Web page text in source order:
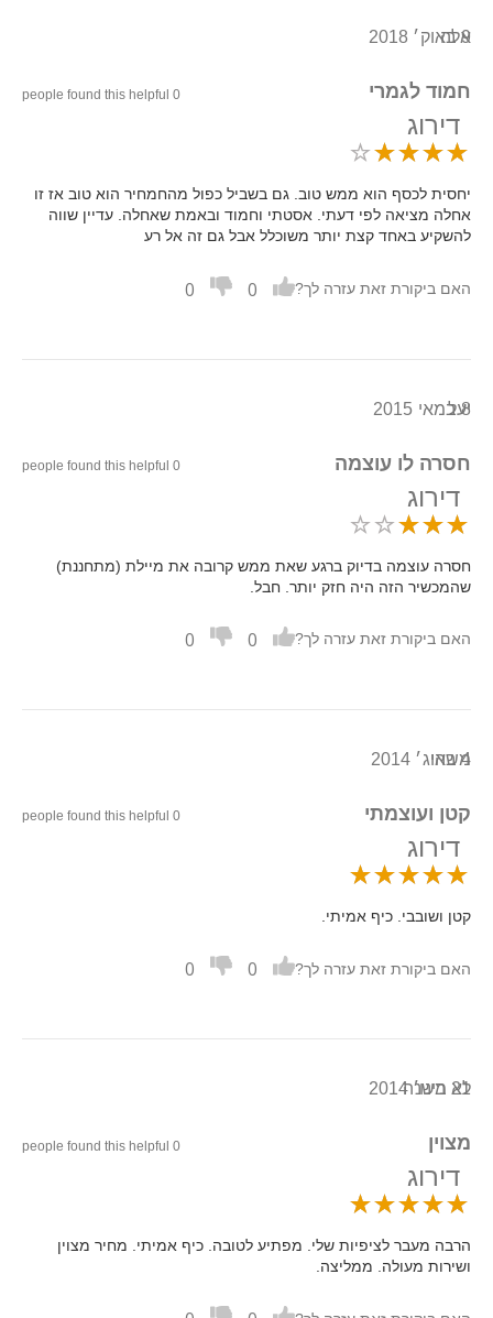
אלה
9 באוק׳ 2018
חמוד לגמרי 0 people found this helpful
דירוג
יחסית לכסף הוא ממש טוב. גם בשביל כפול מהחמחיר הוא טוב אז זו
אחלה מציאה לפי דעתי. אסטתי וחמוד ובאמת שאחלה. עדיין שווה
להשקיע באחד קצת יותר משוכלל אבל גם זה אל רע
האם ביקורת זאת עזרה לך? 0
0
יעל
8 במאי 2015
חסרה לו עוצמה 0 people found this helpful
דירוג
חסרה עוצמה בדיוק ברגע שאת ממש קרובה את מיילת (מתחננת)
שהמכשיר הזה היה חזק יותר. חבל.
האם ביקורת זאת עזרה לך? 0
0
משהי
4 באוג׳ 2014
קטן ועוצמתי 0 people found this helpful
דירוג
קטן ושובבי. כיף אמיתי.
האם ביקורת זאת עזרה לך? 0
0
לא משנה
21 בינו׳ 2014
מצוין 0 people found this helpful
דירוג
הרבה מעבר לציפיות שלי. מפתיע לטובה. כיף אמיתי. מחיר מצוין
ושירות מעולה. ממליצה.